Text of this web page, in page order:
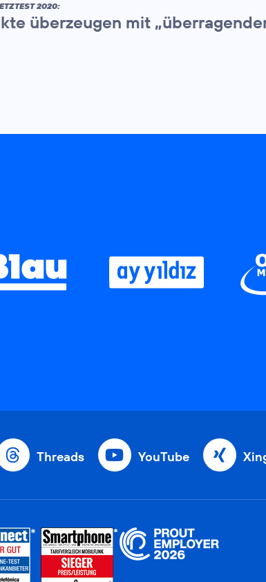
2020:
überzeugen mit
Threads YouTube